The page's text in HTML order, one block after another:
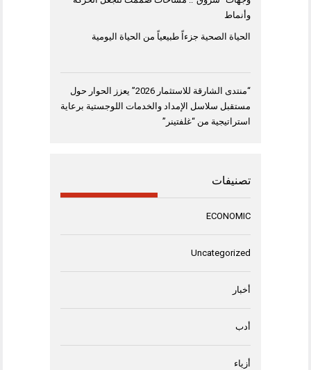
وأنماط
الحياة الصحية جزءاً طبيعياً من الحياة اليومية
“منتدى الشارقة للاستثمار 2026” يعزز الحوار حول
مستقبل سلاسل الإمداد والخدمات اللوجستية برعاية
استراتيجية من “غلفتينر”
تصنيفات
ECONOMIC
Uncategorized
أخبار
أدب
أزياء